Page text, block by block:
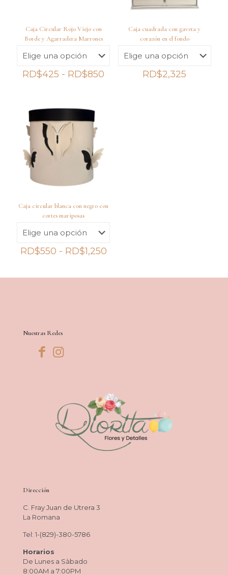
Caja Circular Rojo Viejo con
Borde y Agarradera Marrones
RD$425 - RD$850
Caja cuadrada con gaveta y
corazón en el fondo
RD$2,325
Caja circular blanca con negro con
cortes mariposas
RD$550 - RD$1,250Rango
desde
Nuestras Redes
Dirección
C. Fray Juan de Utrera 3
La Romana
Tel: 1-(829)-380-5786
Horarios
De Lunes a Sàbado
8:00AM a 7:00PM